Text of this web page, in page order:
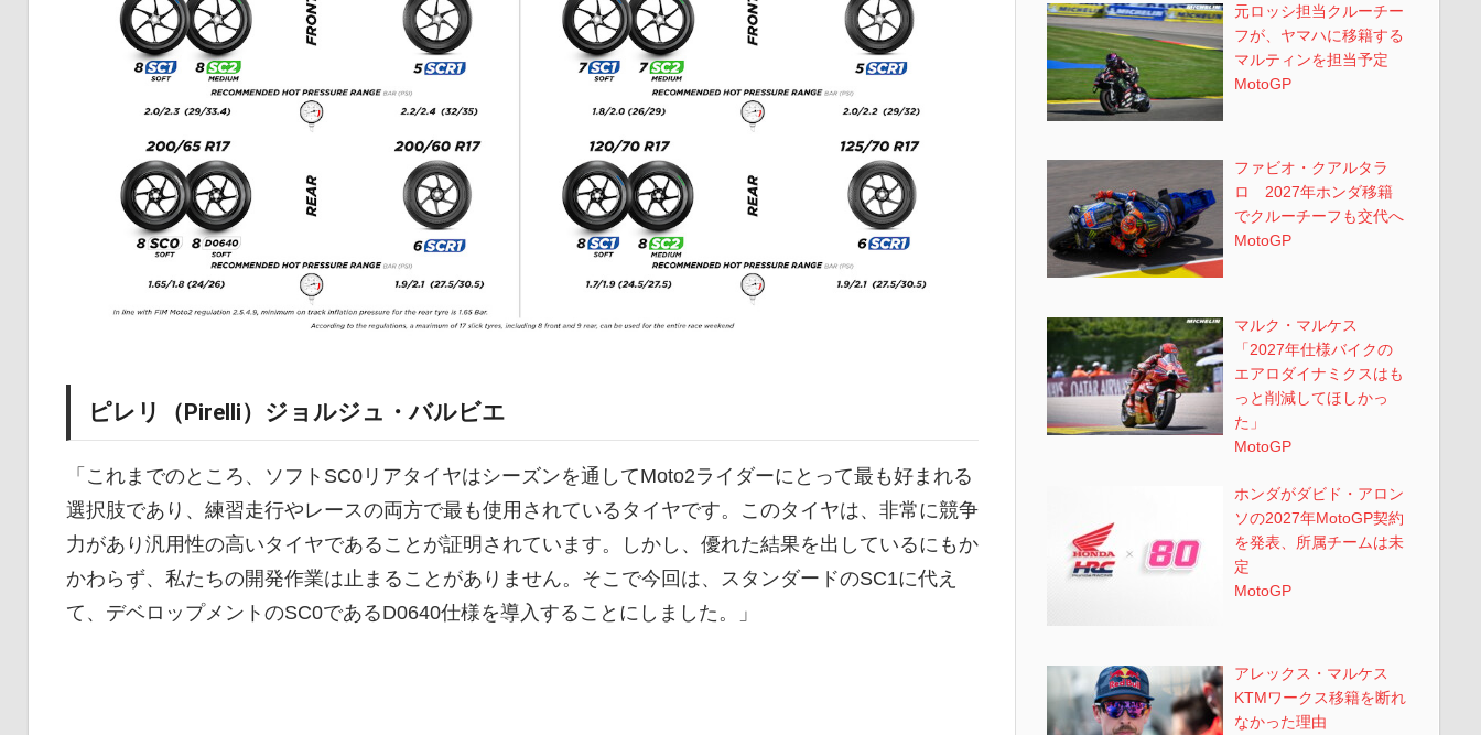
ピレリ（Pirelli）ジョルジュ・バルビエ
「これまでのところ、ソフトSC0リアタイヤはシーズンを通してMoto2ライダーにとって最も好まれる
選択肢であり、練習走行やレースの両方で最も使用されているタイヤです。このタイヤは、非常に競争
力があり汎用性の高いタイヤであることが証明されています。しかし、優れた結果を出しているにもか
かわらず、私たちの開発作業は止まることがありません。そこで今回は、スタンダードのSC1に代え
て、デベロップメントのSC0であるD0640仕様を導入することにしました。」
元ロッシ担当クルーチー
フが、ヤマハに移籍する
マルティンを担当予定
MotoGP
ファビオ・クアルタラ
ロ 2027年ホンダ移籍
でクルーチーフも交代へ
MotoGP
マルク・マルケス
「2027年仕様バイクの
エアロダイナミクスはも
っと削減してほしかっ
た」
MotoGP
ホンダがダビド・アロン
ソの2027年MotoGP契約
を発表、所属チームは未
定
MotoGP
アレックス・マルケス
KTMワークス移籍を断れ
なかった理由